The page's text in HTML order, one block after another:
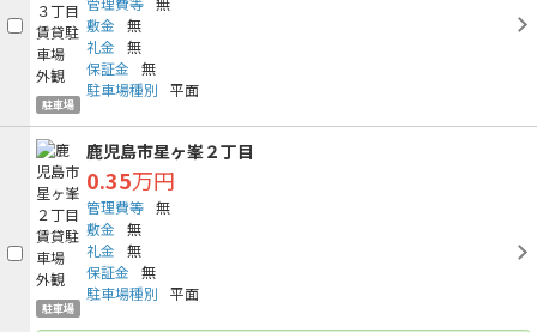
駐車場
敷金
無
礼金
無
保証金
無
駐車場種別
平面
駐車場
鹿児島市星ヶ峯２丁目
0.35万円
管理費等 無
敷金
無
礼金
無
保証金
無
駐車場種別
平面